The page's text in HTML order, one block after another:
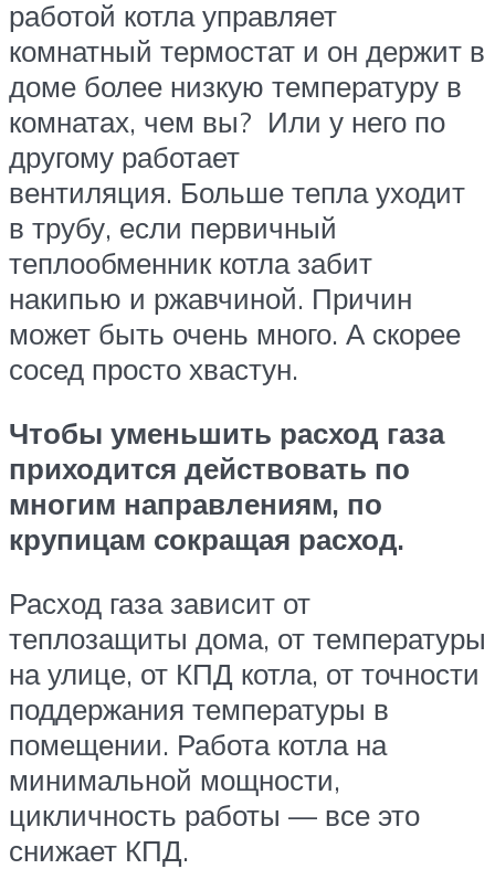
работой котла управляет
комнатный термостат и он держит в
доме более низкую температуру в
комнатах, чем вы? Или у него по
другому работает
вентиляция. Больше тепла уходит
в трубу, если первичный
теплообменник котла забит
накипью и ржавчиной. Причин
может быть очень много. А скорее
сосед просто хвастун.
Чтобы уменьшить расход газа
приходится действовать по
многим направлениям, по
крупицам сокращая расход.
Расход газа зависит от
теплозащиты дома, от температуры
на улице, от КПД котла, от точности
поддержания температуры в
помещении. Работа котла на
минимальной мощности,
цикличность работы — все это
снижает КПД.